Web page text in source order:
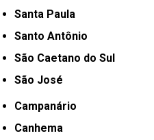
Santa Paula
Santo Antônio
São Caetano do Sul
São José
Campanário
Canhema